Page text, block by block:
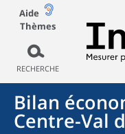
Aide
Thèmes
RECHERCHE
Bilan
Centre-Val